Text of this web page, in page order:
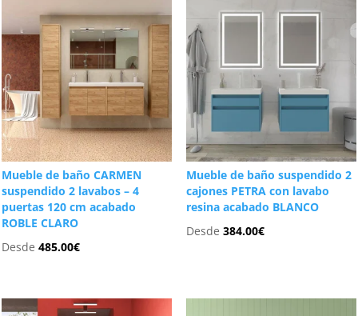
Mueble de baño CARMEN
suspendido 2 lavabos – 4
puertas 120 cm acabado
ROBLE CLARO
Desde485.00€
Mueble de baño suspendido 2
cajones PETRA con lavabo
resina acabado BLANCO
Desde 384.00€